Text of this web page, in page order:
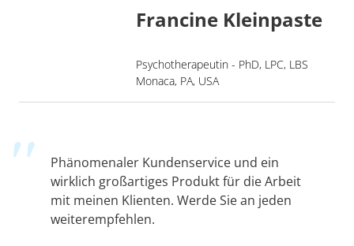
Francine Kleinpaste
Psychotherapeutin - PhD, LPC, LBS
Monaca, PA, USA
Phänomenaler Kundenservice und ein
wirklich großartiges Produkt für die Arbeit
mit meinen Klienten. Werde Sie an jeden
weiterempfehlen.